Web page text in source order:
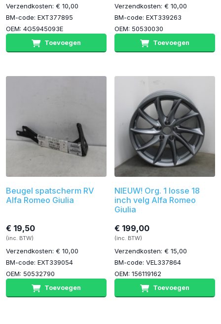
Verzendkosten: € 10,00
BM-code: EXT377895
OEM: 4G5945093E
Toevoegen
Verzendkosten: € 10,00
BM-code: EXT339263
OEM: 50530030
Toevoegen
Beugel spatscherm RV
Alfa Romeo Giulia
€ 19,50
(inc. BTW)
Verzendkosten: € 10,00
BM-code: EXT339054
OEM: 50532790
Toevoegen
NIEUW! Org. 1 losse 18
inch velg Alfa Romeo
Giulia
€ 199,00
(inc. BTW)
Verzendkosten: € 15,00
BM-code: VEL337864
OEM: 156119162
Toevoegen